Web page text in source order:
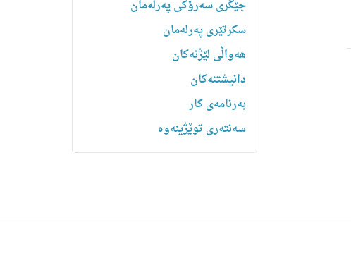
جێگری سەرۆکی پەرلەمان
سکرتێری پەرلەمان
هه‌واڵى لێژنه‌كان
دانیشتنه‌کان
بەرنامەی کار
سەنتەری توێژینەوە